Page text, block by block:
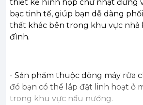
thiết kế hình hộp chữ nhật đứng
bạc tinh tế, giúp bạn dễ dàng
thất khác bên trong khu vực nhà
đình.
- Sản phẩm thuộc dòng máy rửa
đó bạn có thể lắp đặt linh hoạt ở
trong khu vực nấu nướng.